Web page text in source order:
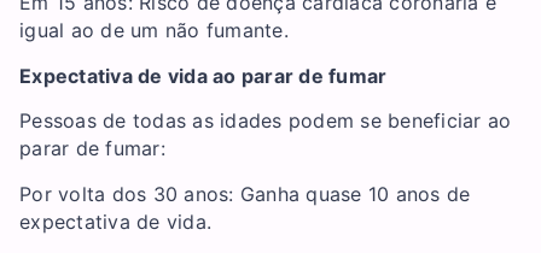
igual ao de um não fumante.
Expectativa de vida ao parar de fumar
Pessoas de todas as idades podem se beneficiar ao
parar de fumar:
Por volta dos 30 anos: Ganha quase 10 anos de
expectativa de vida.